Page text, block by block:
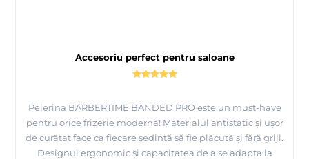
Accesoriu perfect pentru saloane
Pelerina BARBERTIME BANDED PRO este un must-have
pentru orice frizerie modernă! Materialul antistatic și ușor
de curățat face ca fiecare ședință să fie plăcută și fără griji.
Designul ergonomic și capacitatea de a se adapta la